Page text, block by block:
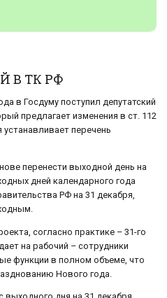
В ТК РФ
в Госдуму поступил депутатский
предлагает изменения в ст. 112
перечень
перенести выходной день на
дней календарного года
РФ на 31 декабря,
согласно практике – 31-го
на рабочий – сотрудники
функции в полном объеме, что
Нового года.